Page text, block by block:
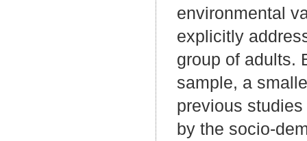
environmental
explicitly
group of adults.
sample, a
previous
by the socio-